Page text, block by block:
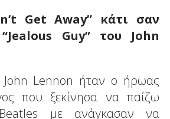
Get Away” κάτι σαν
Guy” του John
John Lennon ήταν ο ήρωας
που ξεκίνησα να παίζω
με ανάγκασαν να